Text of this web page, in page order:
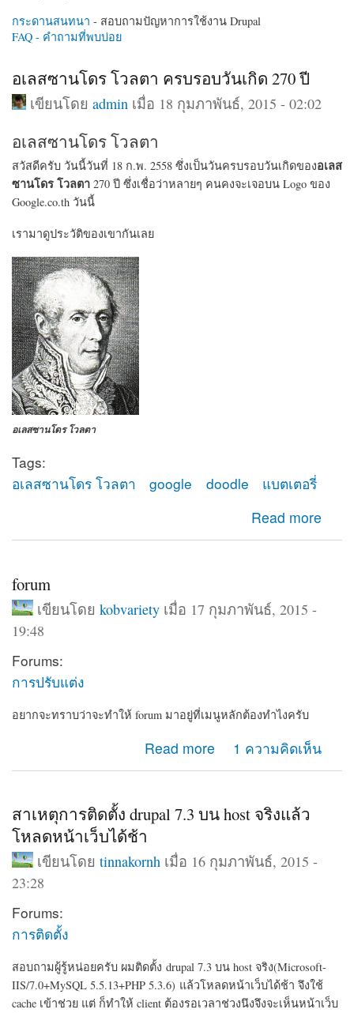
กระดานสนทนา - สอบถามปัญหาการใช้งาน Drupal
FAQ - คำถามที่พบบ่อย
อเลสซานโดร โวลตา ครบรอบวันเกิด 270 ปี
เขียนโดยadmin เมื่อ 18 กุมภาพันธ์, 2015 - 02:02
อเลสซานโดร โวลตา
สวัสดีครับ วันนี้วันที่ 18 ก.พ. 2558 ซึ่งเป็นวันครบรอบวันเกิดของอเลส
ซานโดร โวลตา 270 ปี ซึ่งเชื่อว่าหลายๆ คนคงจะเจอบน Logo ของ
Google.co.th วันนี้
เรามาดูประวัติของเขากันเลย
อเลสซานโดร โวลตา
Tags:
อเลสซานโดร โวลตา
google doodle
แบตเตอรี่
Read more
about อเลสซานโดร โวลตา ครบรอบวันเกิด 270 ปี
forum
เขียนโดย kobvarietyเมื่อ 17 กุมภาพันธ์, 2015 -
19:48
Forums:
การปรับแต่ง
อยากจะทราบว่าจะทำให้ forum มาอยู่ที่เมนูหลักต้องทำไงครับ
Read more 1 ความคิดเห็น
สาเหตุการติดตั้ง drupal 7.3 บน host จริงแล้ว
โหลดหน้าเว็บได้ช้า
เขียนโดย tinnakornhเมื่อ 16 กุมภาพันธ์, 2015 -
23:28
Forums:
การติดตั้ง
สอบถามผู้รู้หน่อยครับ ผมติดตั้ง drupal 7.3 บน host จริง(Microsoft-
IIS/7.0+MySQL 5.5.13+PHP 5.3.6) แล้วโหลดหน้าเว็บได้ช้า จึงใช้
cache เข้าช่วย แต่ ก็ทำให้ client ต้องรอเวลาช่วงนึงจึงจะเห็นหน้าเว็บ